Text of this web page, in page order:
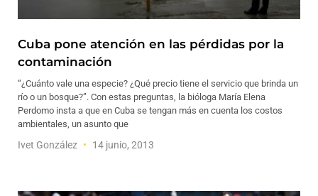
Cuba pone atención en las pérdidas por la
contaminación
“¿Cuánto vale una especie? ¿Qué precio tiene el servicio que brinda un
río o un bosque?”. Con estas preguntas, la bióloga María Elena
Perdomo insta a que en Cuba se tengan más en cuenta los costos
ambientales, un asunto que
Ivet González 14 junio, 2013